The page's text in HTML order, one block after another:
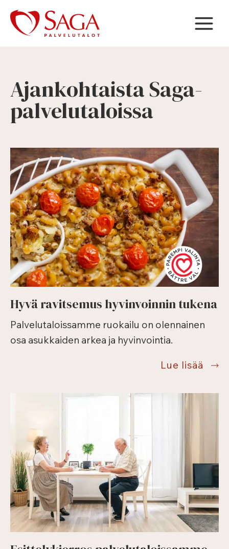
Siirry
sisältöön
Ajankohtaista Saga-
palvelutaloissa
Hyvä ravitsemus hyvinvoinnin tukena
Palvelutaloissamme ruokailu on olennainen
osa asukkaiden arkea ja hyvinvointia.
Lue lisää Hyvä